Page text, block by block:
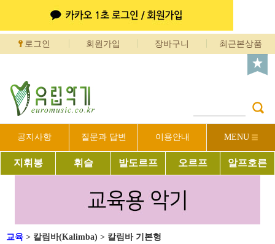
로그인 회원가입 장바구니 최근본상품
공지사항 질문과 답변 이용안내 MENU
지휘봉 휘슬 발도르프 오르프 알프호른
교육 > 칼림바(Kalimba) > 칼림바 기본형